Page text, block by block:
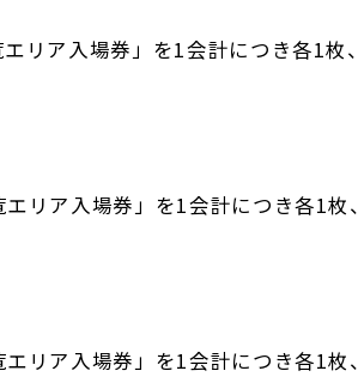
リア入場券」を1会計につき各1枚、
リア入場券」を1会計につき各1枚、
リア入場券」を1会計につき各1枚、